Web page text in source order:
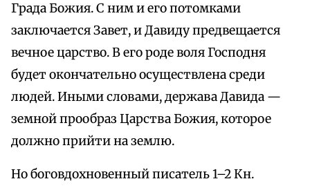
Града Божия. С ним и его потомками
заключается Завет, и Давиду предвещается
вечное царство. В его роде воля Господня
будет окончательно осуществлена среди
людей. Иными словами, держава Давида —
земной прообраз Царства Божия, которое
должно прийти на землю.
Но боговдохновенный писатель 1–2 Кн.